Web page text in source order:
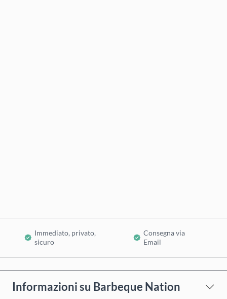
Immediato, privato,
sicuro
Consegna via
Email
Informazioni su Barbeque Nation